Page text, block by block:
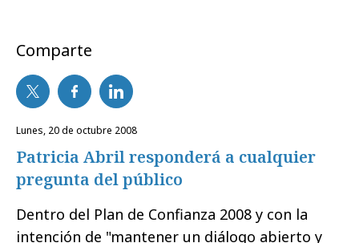
Comparte
lunes, 20 de octubre 2008
Patricia Abril responderá a cualquier
pregunta del público
Dentro del Plan de Confianza 2008 y con la
intención de "mantener un diálogo abierto y